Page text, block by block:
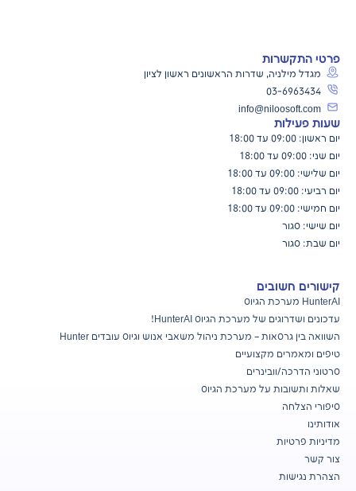
פרטי התקשרות
מגדל מילניה, שדרות הראשונים ראשון לציון
03-6963434
info@niloosoft.com
שעות פעילות
יום ראשון: 09:00 עד 18:00
יום שני: 09:00 עד 18:00
יום שלישי: 09:00 עד 18:00
יום רביעי: 09:00 עד 18:00
יום חמישי: 09:00 עד 18:00
יום שישי: סגור
יום שבת: סגור
קישורים חשובים
HunterAI מערכת הגיוס
עדכונים ושדרוגים של מערכת הגיוס HunterAI!
השוואה בין גרסאות – מערכת ניהול משאבי אנוש וגיוס עובדים Hunter
טיפים ומאמרים מקצועיים
סרטוני הדרכה/וובינרים
שאלות ותשובות על מערכת הגיוס
סיפורי הצלחה
אודותינו
מדיניות פרטיות
צור קשר
הצהרת נגישות